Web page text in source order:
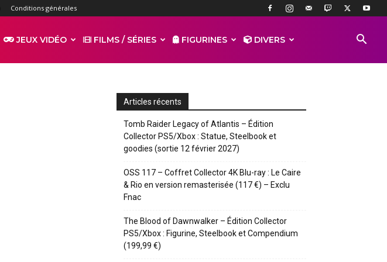
Conditions générales
JEUX VIDÉO FILMS / SÉRIES FIGURINES DIVERS
Articles récents
Tomb Raider Legacy of Atlantis – Édition
Collector PS5/Xbox : Statue, Steelbook et
goodies (sortie 12 février 2027)
OSS 117 – Coffret Collector 4K Blu-ray : Le Caire
& Rio en version remasterisée (117 €) – Exclu
Fnac
The Blood of Dawnwalker – Édition Collector
PS5/Xbox : Figurine, Steelbook et Compendium
(199,99 €)